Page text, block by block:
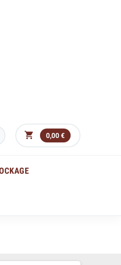
 0,00 €